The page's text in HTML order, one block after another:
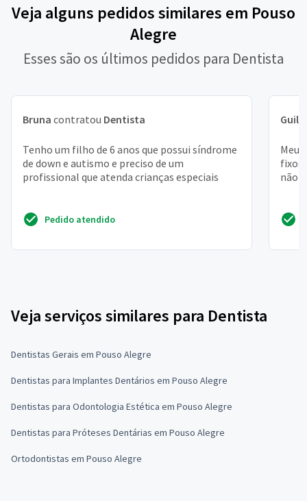
Veja alguns pedidos similares em Pouso
Alegre
Esses são os últimos pedidos para Dentista
Bruna contratou Dentista
Tenho um filho de 6 anos que possui síndrome
de down e autismo e preciso de um
profissional que atenda crianças especiais
Pedido atendido
Meu
fixos
não
Veja serviços similares para Dentista
Dentistas Gerais em Pouso Alegre
Dentistas para Implantes Dentários em Pouso Alegre
Dentistas para Odontologia Estética em Pouso Alegre
Dentistas para Próteses Dentárias em Pouso Alegre
Ortodontistas em Pouso Alegre